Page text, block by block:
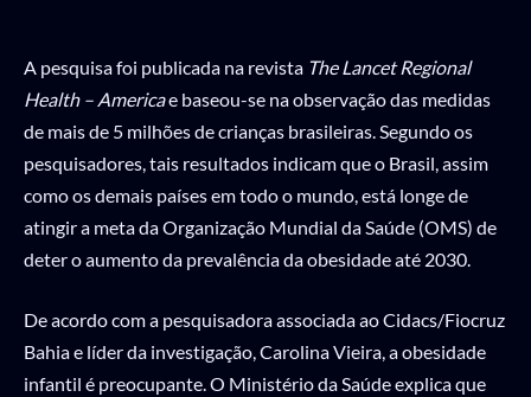
A pesquisa foi publicada na revista The Lancet Regional
Health – Americae baseou-se na observação das medidas
de mais de 5 milhões de crianças brasileiras. Segundo os
pesquisadores, tais resultados indicam que o Brasil, assim
como os demais países em todo o mundo, está longe de
atingir a meta da Organização Mundial da Saúde (OMS) de
deter o aumento da prevalência da obesidade até 2030.
De acordo com a pesquisadora associada ao Cidacs/Fiocruz
Bahia e líder da investigação, Carolina Vieira, a obesidade
infantil é preocupante. O Ministério da Saúde explica que